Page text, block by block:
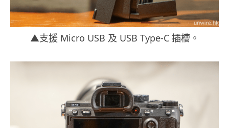
▲支援 Micro USB 及 USB Type-C 插槽。